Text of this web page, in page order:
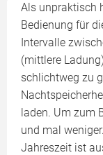
Als unpraktisch
Bedienung für
Intervalle
(mittlere
schlichtweg zu
laden. Um zum
und mal
Jahreszeit ist